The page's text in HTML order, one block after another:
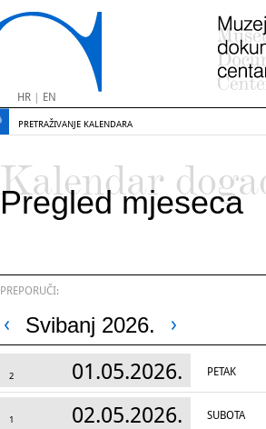
HR| EN
PRETRAŽIVANJE KALENDARA
Kalendar
Pregled mjeseca
PREPORUČI:
Svibanj 2026.
2 01.05.2026. PETAK
1 02.05.2026. SUBOTA